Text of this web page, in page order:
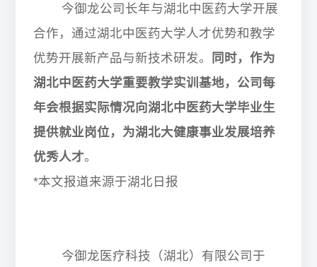
今御龙公司长年与湖北中医药大学开展
合作，通过湖北中医药大学人才优势和教学
优势开展新产品与新技术研发。
同时，作为
湖北中医药大学重要教学实训基地，公司每
年会根据实际情况向湖北中医药大学毕业生
提供就业岗位，为湖北大健康事业发展培养
优秀人才。
*本文报道来源于湖北日报
今御龙医疗科技（湖北）有限公司于